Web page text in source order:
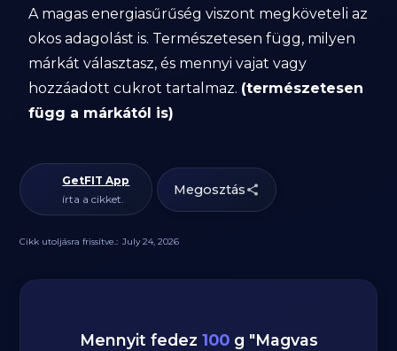
A magas energiasűrűség viszont megköveteli az
okos adagolást is. Természetesen függ, milyen
márkát választasz, és mennyi vajat vagy
hozzáadott cukrot tartalmaz. (természetesen
függ a márkától is)
GetFIT App
írta a cikket.
Megosztás
Cikk utoljásra frissítve.: July 24, 2026
Mennyit fedez 100 g "Magvas